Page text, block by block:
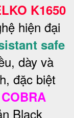
K1650
hiện đại
safe
dày và
đặc biệt
COBRA
Black